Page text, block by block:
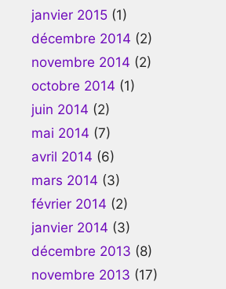
janvier 2015 (1)
décembre 2014 (2)
novembre 2014 (2)
octobre 2014 (1)
juin 2014 (2)
mai 2014 (7)
avril 2014 (6)
mars 2014 (3)
février 2014 (2)
janvier 2014 (3)
décembre 2013 (8)
novembre 2013 (17)